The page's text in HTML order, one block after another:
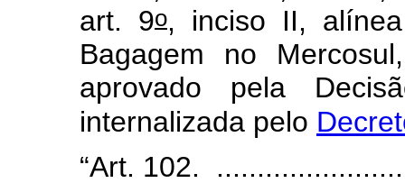
art. 9o, inciso II,
Bagagem no
aprovado pela
internalizada pelo
“Art. 102.